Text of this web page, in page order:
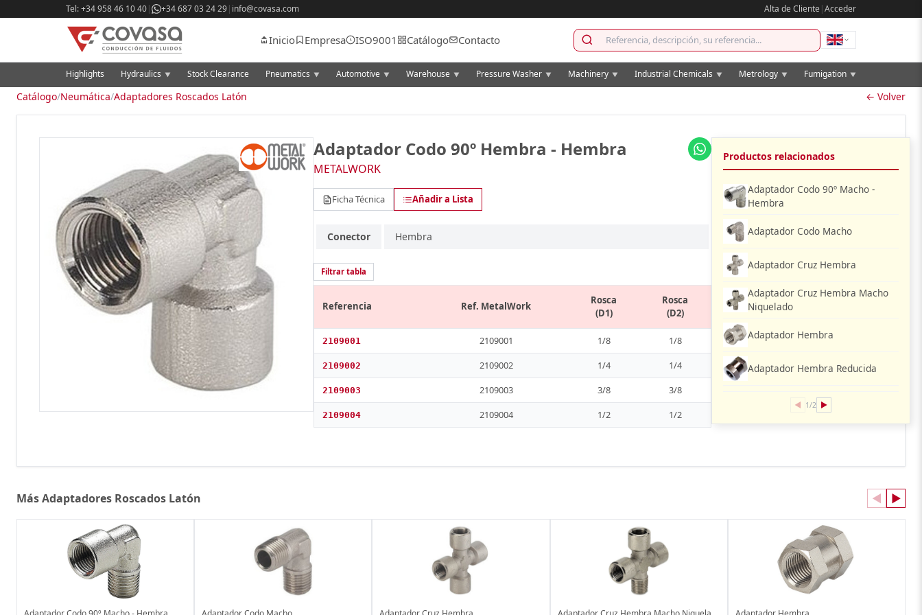
Tel: +34 958 46 10 40| +34 687 03 24 29| info@covasa.com Alta de Cliente|Acceder
Inicio Empresa ISO9001 Catálogo Contacto
Highlights Hydraulics ▼ Stock Clearance Pneumatics ▼ Automotive ▼ Warehouse ▼ Pressure Washer ▼ Machinery ▼ Industrial Chemicals ▼ Metrology ▼ Fumigation ▼
Catálogo/Neumática/Adaptadores Roscados Latón ← Volver
Adaptador Codo 90º Hembra - Hembra
METALWORK
Ficha Técnica Añadir a Lista
Conector Hembra
Filtrar tabla
Referencia Ref. MetalWork
Rosca
(D1)
Rosca
(D2)
2109001 2109001 1/8 1/8
2109002 2109002 1/4 1/4
2109003 2109003 3/8 3/8
2109004 2109004 1/2 1/2
Productos relacionados
Adaptador Codo 90º Macho -
Hembra
Adaptador Codo Macho
Adaptador Cruz Hembra
Adaptador Cruz Hembra Macho
Niquelado
Adaptador Hembra
Adaptador Hembra Reducida
◀ 1/2 ▶
Más Adaptadores Roscados Latón ◀ ▶